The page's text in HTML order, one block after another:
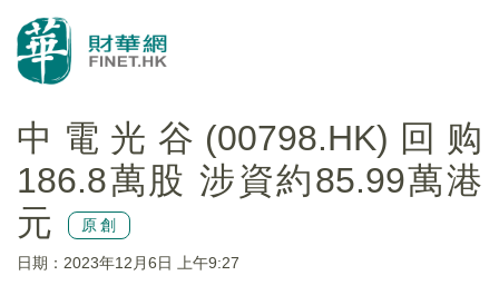
中電光谷(00798.HK)回购
186.8萬股 涉資約85.99萬港
元
原創
日期：2023年12月6日 上午9:27